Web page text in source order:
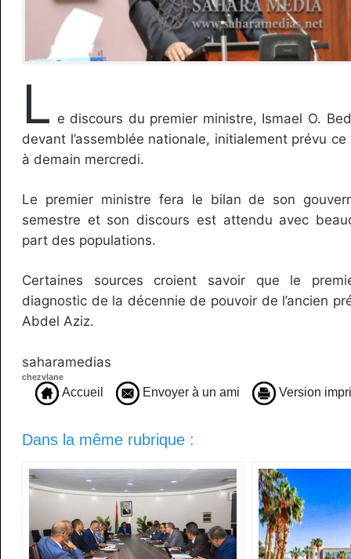
L e discours du premier ministre, Ismael O.
devant l’assemblée nationale, initialement prévu
à demain mercredi.
Le premier ministre fera le bilan de son
semestre et son discours est attendu avec
part des populations.
Certaines sources croient savoir que le
diagnostic de la décennie de pouvoir de l’ancien
Abdel Aziz.
saharamedias
chezvlane
Accueil Envoyer à un ami Version
Dans la même rubrique :